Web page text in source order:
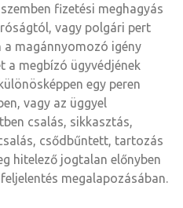
fizetési meghagyás
vagy polgári pert
magánnyomozó igény
a megbízó ügyvédjének
egy peren
vagy az üggyel
csalás, sikkasztás,
csődbűntett, tartozás
hitelező jogtalan előnyben
megalapozásában.